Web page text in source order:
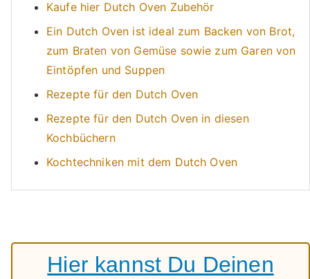
Kaufe hier Dutch Oven Zubehör
Ein Dutch Oven ist ideal zum Backen von Brot,
zum Braten von Gemüse sowie zum Garen von
Eintöpfen und Suppen
Rezepte für den Dutch Oven
Rezepte für den Dutch Oven in diesen
Kochbüchern
Kochtechniken mit dem Dutch Oven
Hier kannst Du Deinen